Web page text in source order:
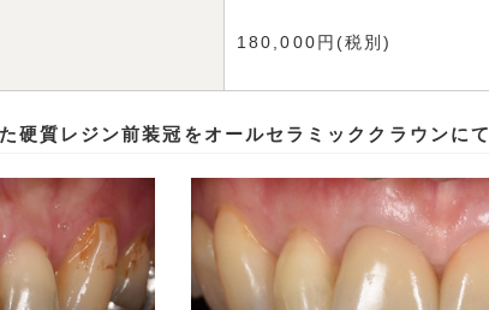
180,000円(税別)
硬質レジン前装冠をオールセラミッククラウンに